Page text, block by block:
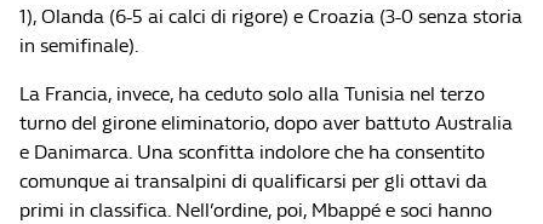
1), Olanda (6-5 ai calci di rigore) e Croazia (3-0 senza storia
in semifinale).
La Francia, invece, ha ceduto solo alla Tunisia nel terzo
turno del girone eliminatorio, dopo aver battuto Australia
e Danimarca. Una sconfitta indolore che ha consentito
comunque ai transalpini di qualificarsi per gli ottavi da
primi in classifica. Nell’ordine, poi, Mbappé e soci hanno